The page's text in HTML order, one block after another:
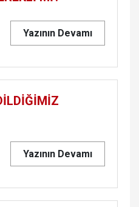
Yazının Devamı
Yazının Devamı